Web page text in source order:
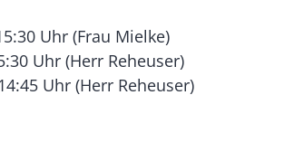
Uhr (Frau Mielke)
Uhr (Herr Reheuser)
Uhr (Herr Reheuser)